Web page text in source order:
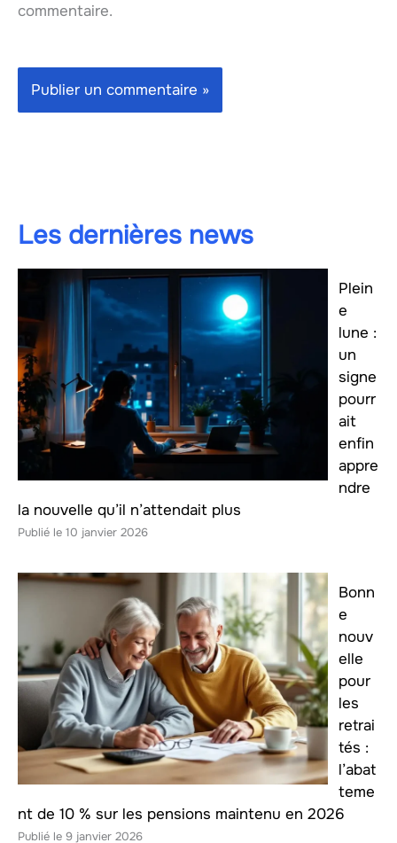
commentaire.
Les dernières news
Plein
e
lune :
un
signe
pourr
ait
enfin
appre
ndre
la nouvelle qu’il n’attendait plus
10 janvier 2026
Bonn
e
nouv
elle
pour
les
retrai
tés :
l’abat
teme
nt de 10 % sur les pensions maintenu en 2026
9 janvier 2026